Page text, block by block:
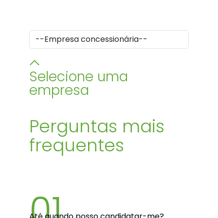
Selecione uma
empresa
Perguntas mais
frequentes